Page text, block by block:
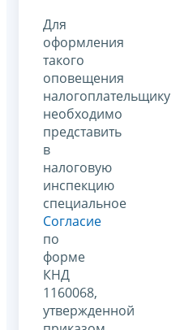
Для
оформления
такого
оповещения
налогоплательщику
необходимо
представить
в
налоговую
инспекцию
специальное
Согласие
по
форме
КНД
1160068,
утвержденной